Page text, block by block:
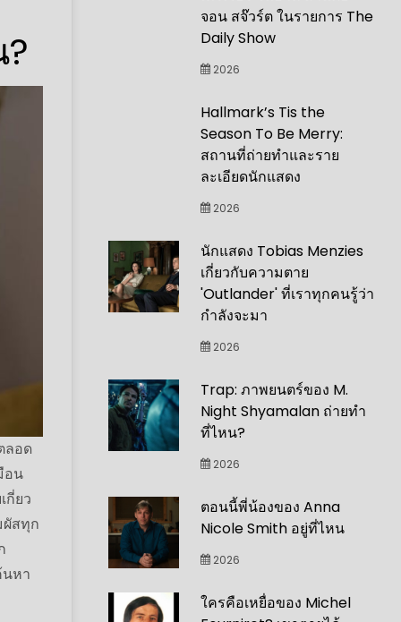
ลอด
อน
กี่ยว
สทุก
นหา
จอน สจ๊วร์ต ในรายการ The
Daily Show
2026
Hallmark’s Tis the
Season To Be Merry:
สถานที่ถ่ายทำและราย
ละเอียดนักแสดง
2026
นักแสดง Tobias Menzies
เกี่ยวกับความตาย
'Outlander' ที่เราทุกคนรู้ว่า
กำลังจะมา
2026
Trap: ภาพยนตร์ของ M.
Night Shyamalan ถ่ายทำ
ที่ไหน?
2026
ตอนนี้พี่น้องของ Anna
Nicole Smith อยู่ที่ไหน
2026
ใครคือเหยื่อของ Michel